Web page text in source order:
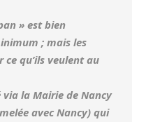
» est bien
; mais les
qu’ils veulent au
la Mairie de Nancy
avec Nancy) qui